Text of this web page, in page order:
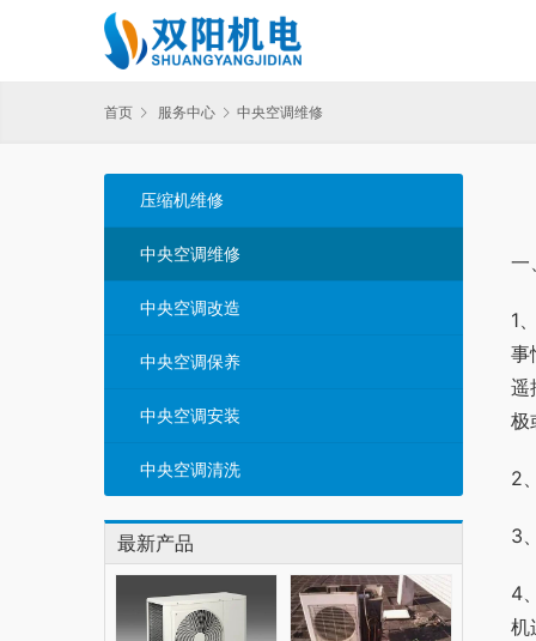
首页 服务中心 中央空调维修
压缩机维修
中央空调维修
中央空调改造
中央空调保养
中央空调安装
中央空调清洗
最新产品
一
1
事
遥
极
2
3
4
机